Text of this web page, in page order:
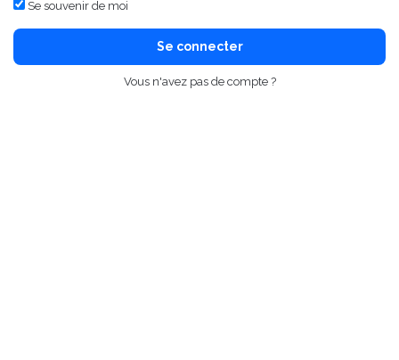
Se souvenir de moi
Se connecter
Vous n'avez pas de compte ?